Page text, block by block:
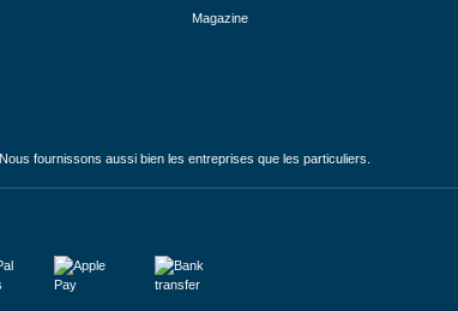
Magazine
fournissons aussi bien les entreprises que les particuliers.